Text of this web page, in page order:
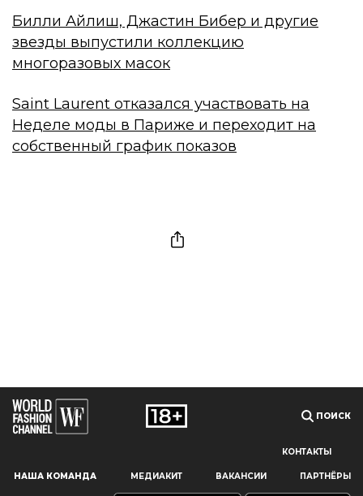
Наш сайт использует файлы cookie и похожие технологии,
Билли Айлиш, Джастин Бибер и другие
звезды выпустили коллекцию
многоразовых масок
Saint Laurent отказался участвовать на
Неделе моды в Париже и переходит на
собственный график показов
ПОИСК
КОНТАКТЫ
НАША КОМАНДА МЕДИАКИТ ВАКАНСИИ ПАРТНЁРЫ